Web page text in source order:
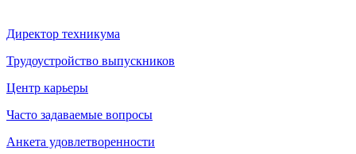
Директор техникума
Трудоустройство выпускников
Центр карьеры
Часто задаваемые вопросы
Анкета удовлетворенности